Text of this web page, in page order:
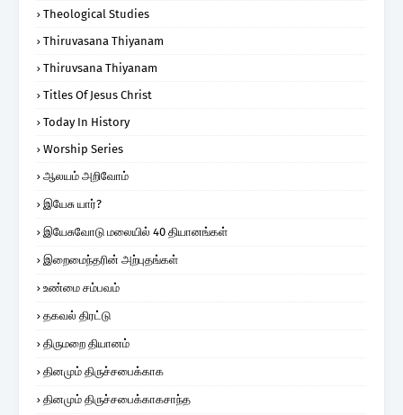
Theological Studies
Thiruvasana Thiyanam
Thiruvsana Thiyanam
Titles Of Jesus Christ
Today In History
Worship Series
ஆலயம் அறிவோம்
இயேசு யார்?
இயேசுவோடு மலையில் 40 தியானங்கள்
இறைமைந்தரின் அற்புதங்கள்
உண்மை சம்பவம்
தகவல் திரட்டு
திருமறை தியானம்
தினமும் திருச்சபைக்காக
தினமும் திருச்சபைக்காகசாந்த